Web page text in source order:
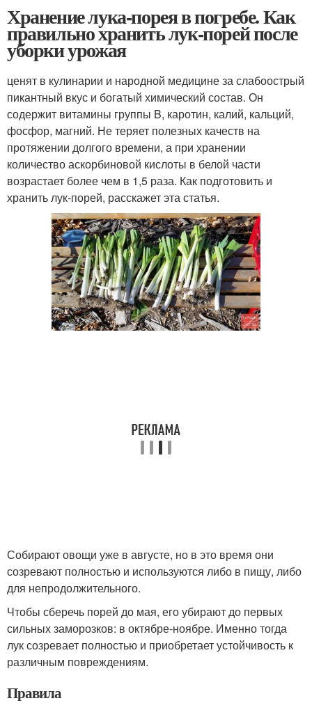
Хранение лука-порея в погребе. Как
правильно хранить лук-порей после
уборки урожая
ценят в кулинарии и народной медицине за слабоострый
пикантный вкус и богатый химический состав. Он
содержит витамины группы B, каротин, калий, кальций,
фосфор, магний. Не теряет полезных качеств на
протяжении долгого времени, а при хранении
количество аскорбиновой кислоты в белой части
возрастает более чем в 1,5 раза. Как подготовить и
хранить лук-порей, расскажет эта статья.
Собирают овощи уже в августе, но в это время они
созревают полностью и используются либо в пищу, либо
для непродолжительного.
Чтобы сберечь порей до мая, его убирают до первых
сильных заморозков: в октябре-ноябре. Именно тогда
лук созревает полностью и приобретает устойчивость к
различным повреждениям.
Правила